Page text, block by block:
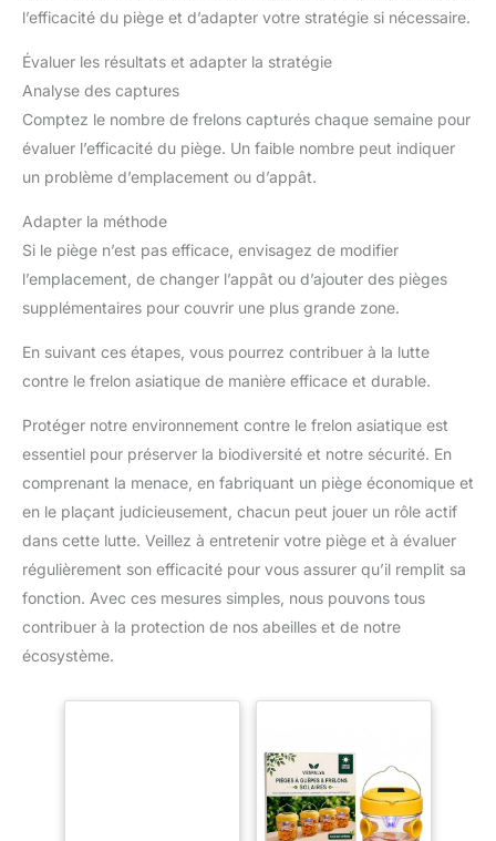
l’efficacité du piège et d’adapter votre stratégie si nécessaire.
Évaluer les résultats et adapter la stratégie
Analyse des captures
Comptez le nombre de frelons capturés chaque semaine pour
évaluer l’efficacité du piège. Un faible nombre peut indiquer
un problème d’emplacement ou d’appât.
Adapter la méthode
Si le piège n’est pas efficace, envisagez de modifier
l’emplacement, de changer l’appât ou d’ajouter des pièges
supplémentaires pour couvrir une plus grande zone.
En suivant ces étapes, vous pourrez contribuer à la lutte
contre le frelon asiatique de manière efficace et durable.
Protéger notre environnement contre le frelon asiatique est
essentiel pour préserver la biodiversité et notre sécurité. En
comprenant la menace, en fabriquant un piège économique et
en le plaçant judicieusement, chacun peut jouer un rôle actif
dans cette lutte. Veillez à entretenir votre piège et à évaluer
régulièrement son efficacité pour vous assurer qu’il remplit sa
fonction. Avec ces mesures simples, nous pouvons tous
contribuer à la protection de nos abeilles et de notre
écosystème.